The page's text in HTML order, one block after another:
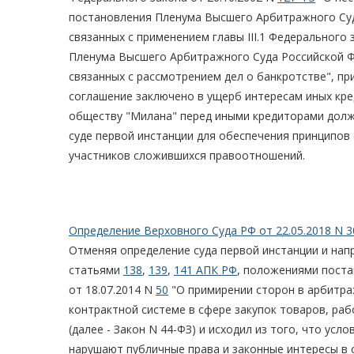
постановления Пленума Высшего Арбитражного
связанных с применением главы III.1
Пленума Высшего Арбитражного Суда Российской
связанных с рассмотрением дел о банкротстве",
соглашение заключено в ущерб интересам иных
обществу "Милана" перед иными кредиторами
суде первой инстанции для обеспечения
участников сложившихся правоотношений.
Определение Верховного Суда РФ от 22.05.2018 N
Отменяя определение суда первой инстанции и
статьями 138, 139, 141 АПК РФ, положениями
от 18.07.2014 N 50 "О примирении сторон в
контрактной системе в сфере закупок товаров,
(далее - Закон N 44-ФЗ) и исходил из того, что
нарушают публичные права и законные интересы